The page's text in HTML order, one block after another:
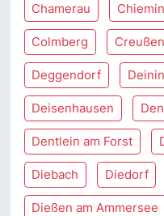
Chamerau
Colmberg Creußen
Deggendorf
Deisenhausen
Dentlein am Forst
Diebach Diedorf
Dießen am Ammersee